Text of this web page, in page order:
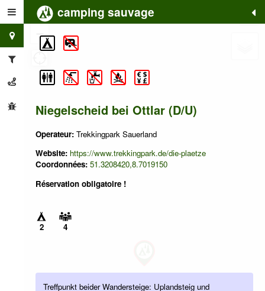
camping sauvage
Niegelscheid bei Ottlar (D/U)
Operateur: Trekkingpark Sauerland
Website: https://www.trekkingpark.de/die-plaetze
Coordonnées: 51.3208420,8.7019150
Réservation obligatoire !
2 4
Treffpunkt beider Wandersteige: Uplandsteig und
+
−